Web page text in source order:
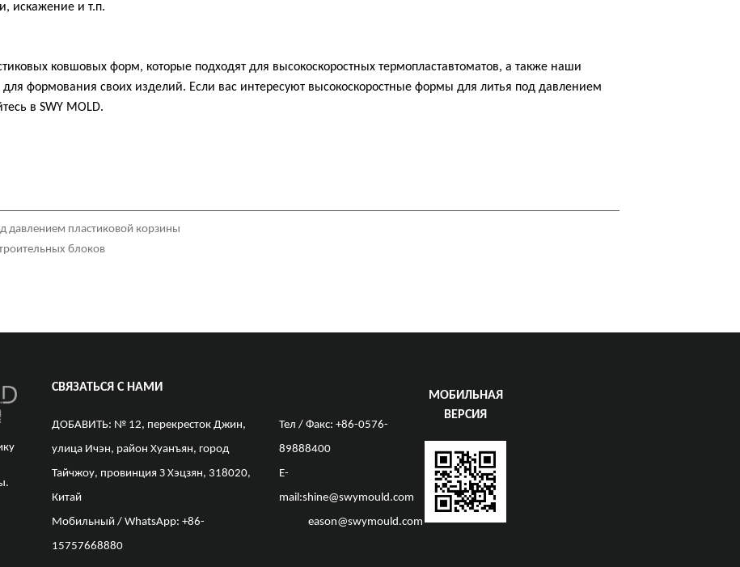
искажение и т.п.
ковшовых форм, которые подходят для высокоскоростных термопластавтоматов, а также наши
для формования своих изделий. Если вас интересуют высокоскоростные формы для литья под давлением
в SWY MOLD.
давлением пластиковой корзины
блоков
СВЯЗАТЬСЯ С НАМИ
ДОБАВИТЬ: № 12, перекресток Джин,
улица Ичэн, район Хуанъян, город
Тайчжоу, провинция З Хэцзян, 318020,
Китай
Мобильный / WhatsApp: +86-
15757668880
Тел / Факс: +86-0576-
89888400
E-
mail:shine@swymould.com
eason@swymould.com
МОБИЛЬНАЯ
ВЕРСИЯ